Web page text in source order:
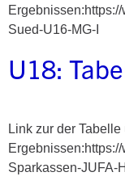
Sued-U16-MG-I
U18:
Link zur der Tabelle
Sparkassen-JUFA-